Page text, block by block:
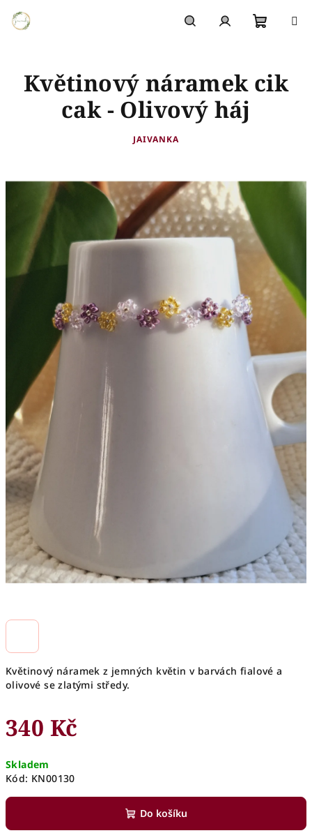
obsah
košík
Květinový náramek z jemných květin v barvách fialové a
olivové se zlatými středy.
340 Kč
cena:
Skladem
Kód: KN00130
Do košíku
Květinový náramek cik
cak - Olivový háj
JAIVANKA